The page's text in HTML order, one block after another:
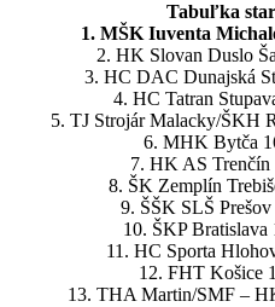
Tabuľka
1. MŠK Iuventa
2. HK Slovan Duslo
3. HC DAC Dunajská
4. HC Tatran
5. TJ Strojár Malacky/ŠKH
6. MHK Bytča
7. HK AS Trenčín
8. ŠK Zemplín
9. ŠŠK SLŠ
10. ŠKP Bratislava
11. HC Sporta
12. FHT Košice
13. THA Martin/SMF –